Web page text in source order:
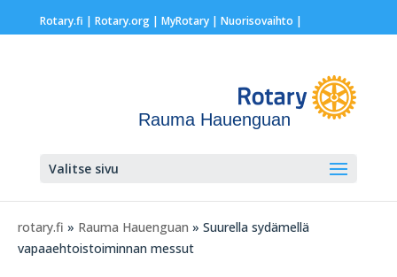
Rotary.fi | Rotary.org| MyRotary | Nuorisovaihto |
Rauma Hauenguan
Valitse sivu
rotary.fi » Rauma Hauenguan » Suurella sydämellä
vapaaehtoistoiminnan messut